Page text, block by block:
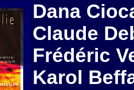
Dana
Claude
Frédéric
Karol